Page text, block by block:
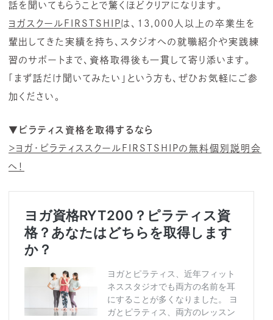
話を聞いてもらうことで驚くほどクリアになります。
ヨガスクールFIRSTSHIPは、13,000人以上の卒業生を
輩出してきた実績を持ち、スタジオへの就職紹介や実践練
習のサポートまで、資格取得後も一貫して寄り添います。
「まず話だけ聞いてみたい」という方も、ぜひお気軽にご参
加ください。
▼ピラティス資格を取得するなら
＞ヨガ・ピラティススクールFIRSTSHIPの無料個別説明会
へ！